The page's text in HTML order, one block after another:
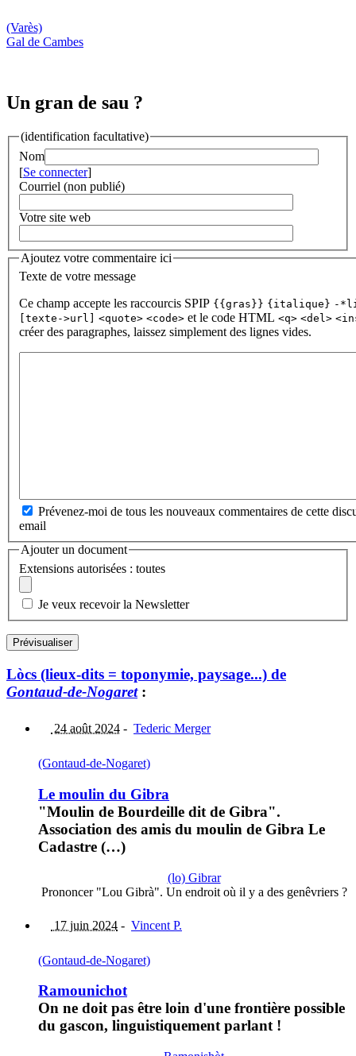
(Varès)
Gal de Cambes
Un gran de sau ?
(identification facultative)
Nom
[Se connecter]
Courriel (non publié)
Votre site web
Ajoutez votre commentaire ici
Texte de votre message
Ce champ accepte les raccourcis SPIP {{gras}} {italique} -
[texte->url]
<quote> <code> et le code HTML <q> <del>
créer des paragraphes, laissez simplement des lignes vides.
Prévenez-moi de tous les nouveaux commentaires de cette
email
Ajouter un document
Extensions autorisées : toutes
Je veux recevoir la Newsletter
Lòcs (lieux-dits = toponymie, paysage...) de
Gontaud-de-Nogaret:
24 août 2024 - Tederic Merger
(Gontaud-de-Nogaret)
Le moulin du Gibra
"Moulin de Bourdeille dit de Gibra".
Association des amis du moulin de Gibra Le
Cadastre (…)
(lo) Gibrar
Prononcer "Lou Gibrà". Un endroit où il y a des genêvriers ?
17 juin 2024 - Vincent P.
(Gontaud-de-Nogaret)
Ramounichot
On ne doit pas être loin d'une frontière possible
du gascon, linguistiquement parlant !